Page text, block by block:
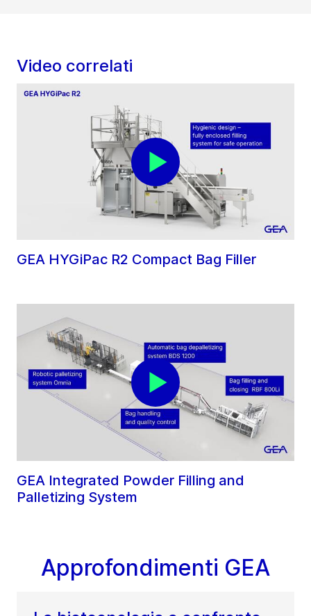
Video correlati
GEA HYGiPac R2 Compact Bag Filler
GEA Integrated Powder Filling and
Palletizing System
Approfondimenti GEA